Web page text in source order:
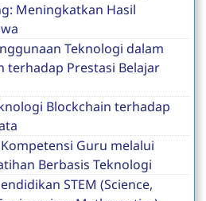
Meningkatkan Hasil
Teknologi dalam
terhadap Prestasi Belajar
Blockchain terhadap
Guru melalui
Berbasis Teknologi
STEM (Science,